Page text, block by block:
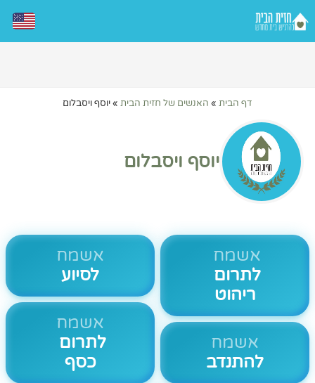
דף הבית » האנשים של חזית הבית »יוסף ויסבלום
יוסף ויסבלום
אשמח
לתרום
ריהוט
אשמח
להתנדב
אשמח
לסיוע
אשמח
לתרום
כסף